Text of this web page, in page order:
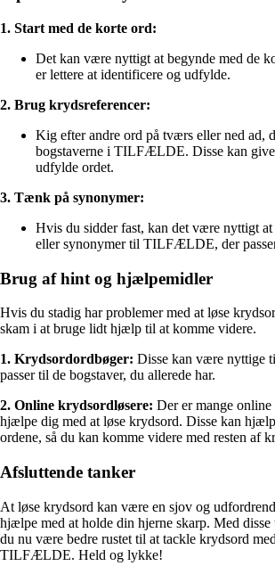
1. Start med de korte ord:
Det kan være nyttigt at begynde med de
er lettere at identificere og udfylde.
2. Brug krydsreferencer:
Kig efter andre ord på tværs eller ned ad,
bogstaverne i TILFÆLDE. Disse kan
udfylde ordet.
3. Tænk på synonymer:
Hvis du sidder fast, kan det være nyttigt
eller synonymer til TILFÆLDE, der
Brug af hint og hjælpemidler
Hvis du stadig har problemer med at løse
skam i at bruge lidt hjælp til at komme videre.
1. Krydsordordbøger: Disse kan være nyttige
passer til de bogstaver, du allerede har.
2. Online krydsordløsere: Der er mange
hjælpe dig med at løse krydsord. Disse kan
ordene, så du kan komme videre med resten af
Afsluttende tanker
At løse krydsord kan være en sjov og
hjælpe med at holde din hjerne skarp. Med
du nu være bedre rustet til at tackle krydsord
TILFÆLDE. Held og lykke!